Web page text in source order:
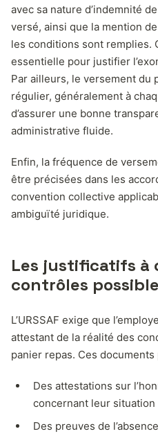
avec sa nature d’indemnité
versé, ainsi que la mention
les conditions sont remplies.
essentielle pour justifier
Par ailleurs, le versement du
régulier, généralement à
d’assurer une bonne
administrative fluide.
Enfin, la fréquence de
être précisées dans les
convention collective
ambiguïté juridique.
Les justificatifs à
contrôles
L’URSSAF exige que
attestant de la réalité des
panier repas. Ces
Des attestations sur
concernant leur
Des preuves de